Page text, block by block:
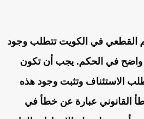
القطعي في الكويت تتطلب وجود
في الحكم. يجب أن تكون
الاستئناف وتثبت وجود هذه
القانوني عبارة عن خطأ في